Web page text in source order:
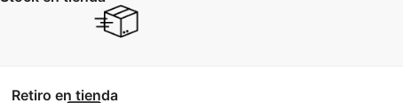
Retiro en tienda